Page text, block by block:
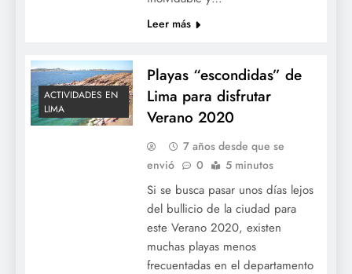
Leer más
ACTIVIDADES EN
LIMA
Playas “escondidas” de
Lima para disfrutar
Verano 2020
7 años desde que se
envió
0 5 minutos
Si se busca pasar unos días lejos
del bullicio de la ciudad para
este Verano 2020, existen
muchas playas menos
frecuentadas en el departamento